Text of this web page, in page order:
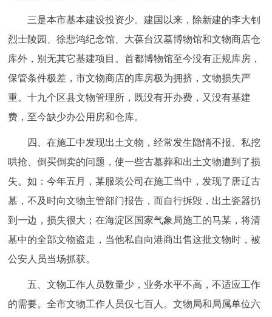
三是本市基本建设投资少。建国以来，除新建的李大钊
烈士陵园、徐悲鸿纪念馆、大葆台汉墓博物馆和文物商店仓
库外，别无其它基建项目。首都博物馆至今没有正规库房，
保管条件极差，市文物商店的库房极为拥挤，文物损失严
重。十九个区县文物管理所，既没有开办费，又没有基建
费，至今缺少办公用房和仓库。
四、在施工中发现出土文物，经常发生隐情不报、私挖
哄抢、倒买倒卖的问题，使一些古墓葬和出土文物遭到了损
失。如：今年五月，某服装公司在施工当中，发现了唐辽古
墓，不及时向文物主管部门报告，而自行拆毁，出土瓷器扔
到一边，损失很大；在海淀区国家气象局施工的马某，将清
墓中的全部文物盗走，当他私自向港商出售这批文物时，被
公安人员当场抓获。
五、文物工作人员数量少，业务水平不高，不适应工作
的需要。全市文物工作人员仅七百人。文物局和局属单位六